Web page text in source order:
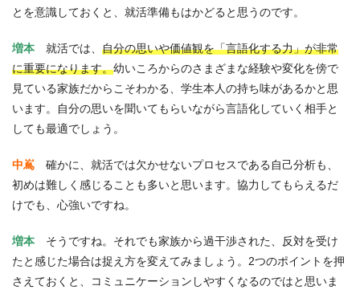
とを意識しておくと、就活準備もはかどると思うのです。
増本 就活では、 自分の思いや価値観を「言語化する力」が非常
に重要になります。幼いころからのさまざまな経験や変化を傍で
見ている家族だからこそわかる、学生本人の持ち味があるかと思
います。自分の思いを聞いてもらいながら言語化していく相手と
しても最適でしょう。
中嶌 確かに、就活では欠かせないプロセスである自己分析も、
初めは難しく感じることも多いと思います。協力してもらえるだ
けでも、心強いですね。
増本 そうですね。それでも家族から過干渉された、反対を受け
たと感じた場合は捉え方を変えてみましょう。2つのポイントを押
さえておくと、コミュニケーションしやすくなるのではと思いま